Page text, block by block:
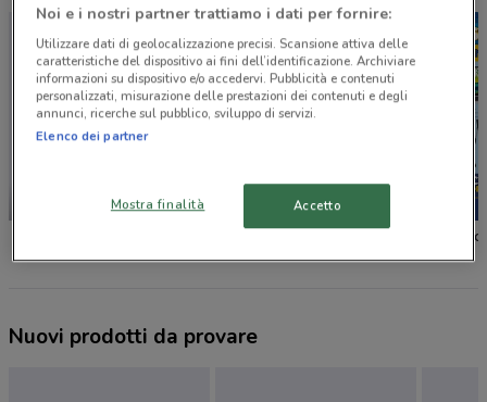
-2 GIORNI
Nuovi prodotti da provare
Noi e i nostri partner trattiamo i dati per fornire:
Utilizzare dati di geolocalizzazione precisi. Scansione attiva delle
caratteristiche del dispositivo ai fini dell’identificazione. Archiviare
informazioni su dispositivo e/o accedervi. Pubblicità e contenuti
personalizzati, misurazione delle prestazioni dei contenuti e degli
annunci, ricerche sul pubblico, sviluppo di servizi.
Elenco dei partner
Mostra finalità Accetto